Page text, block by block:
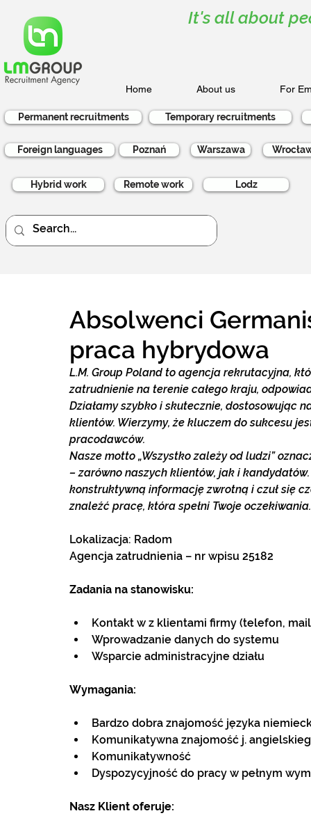
It's all about
Home About us For
Absolwenci
praca hybrydowa
L.M. Group Poland to agencja rekrutacyjna,
zatrudnienie na terenie całego kraju,
Działamy szybko i skutecznie, dostosowując
klientów. Wierzymy, że kluczem do sukcesu
pracodawców.
Nasze motto „Wszystko zależy od ludzi”
– zarówno naszych klientów, jak i
konstruktywną informację zwrotną i czuł się
znaleźć pracę, która spełni Twoje oczekiwania.
Lokalizacja: Radom
Agencja zatrudnienia – nr wpisu 25182
Zadania na stanowisku:
Kontakt w z klientami firmy (telefon,
Wprowadzanie danych do systemu
Wsparcie administracyjne działu
Wymagania:
Bardzo dobra znajomość języka
Komunikatywna znajomość j.
Komunikatywność
Dyspozycyjność do pracy w pełnym
Nasz Klient oferuje:
Lodz
Permanent recruitments Temporary recruitments
Foreign languages Poznań Warszawa
Hybrid work Remote work